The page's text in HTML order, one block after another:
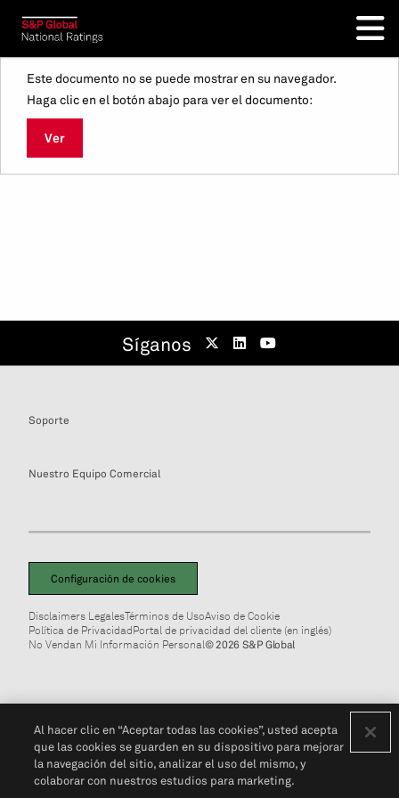
Este documento no se puede mostrar en su navegador.
Haga clic en el botón abajo para ver el documento:
Ver
Síganos
Soporte
Nuestro Equipo Comercial
Configuración de cookies
Disclaimers LegalesTérminos de UsoAviso de Cookie
Política de PrivacidadPortal de privacidad del cliente (en inglés)
No Vendan Mi Información Personal© 2026 S&P Global
Al hacer clic en “Aceptar todas las cookies”, usted acepta
que las cookies se guarden en su dispositivo para mejorar
la navegación del sitio, analizar el uso del mismo, y
colaborar con nuestros estudios para marketing.